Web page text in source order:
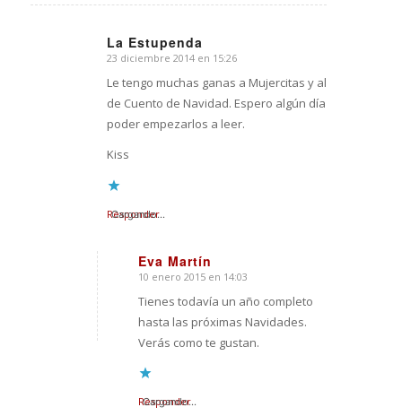
La Estupenda
Dice:
23 diciembre 2014 en 15:26
Le tengo muchas ganas a Mujercitas y al
de Cuento de Navidad. Espero algún día
poder empezarlos a leer.
Kiss
Cargando...
Responder
Eva Martín
Dice:
10 enero 2015 en 14:03
Tienes todavía un año completo
hasta las próximas Navidades.
Verás como te gustan.
Cargando...
Responder